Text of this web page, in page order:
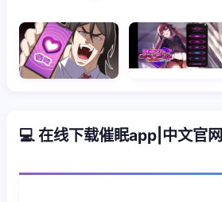
💻 在线下载催眠app|中文官网